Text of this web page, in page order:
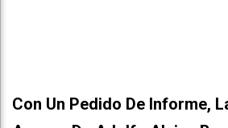
Con Un Pedido De Informe,